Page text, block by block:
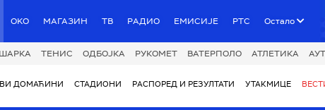
OKO МАГАЗИН ТВ РАДИО ЕМИСИЈЕ РТС Остало
ТЕНИС ОДБОЈКА РУКОМЕТ ВАТЕРПОЛО АТЛЕТИКА
ДОМАЋИНИ СТАДИОНИ РАСПОРЕД И РЕЗУЛТАТИ УТАКМИЦЕ